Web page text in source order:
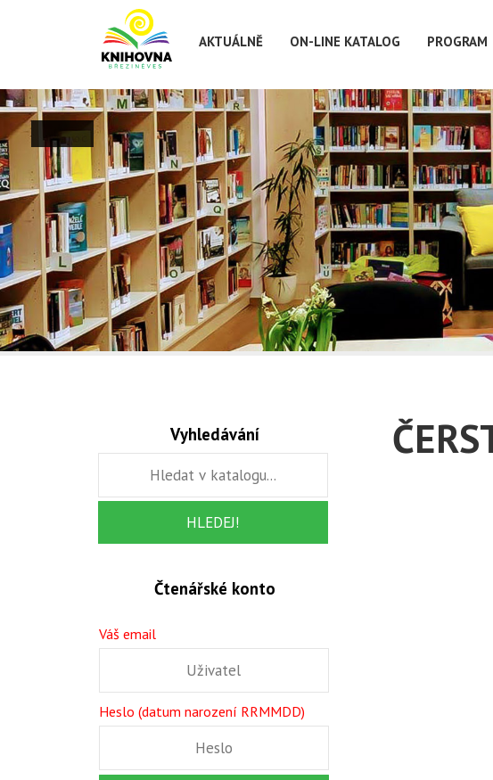
AKTUÁLNĚ ON-LINE KATALOG PROGRAM
Vyhledávání
Čtenářské konto
Váš email
Heslo (datum narození RRMMDD)